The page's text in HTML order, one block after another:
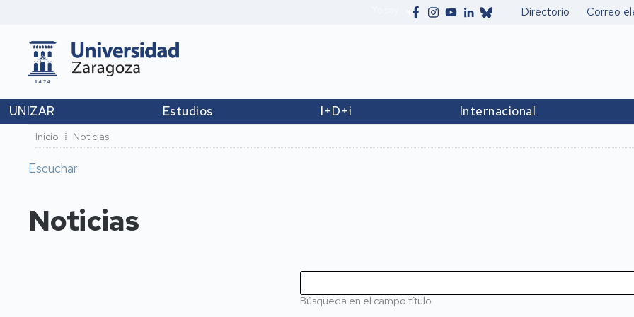
Secundario
Directorio Correo
UNIZAR Estudios I+D+i Internacional
Ruta
de
navegación
Inicio Noticias
Escuchar
Noticias
Búsqueda en el campo título